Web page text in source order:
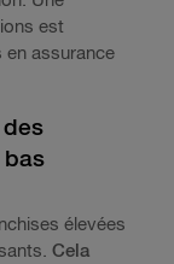
est
en assurance
bas
élevées
Cela